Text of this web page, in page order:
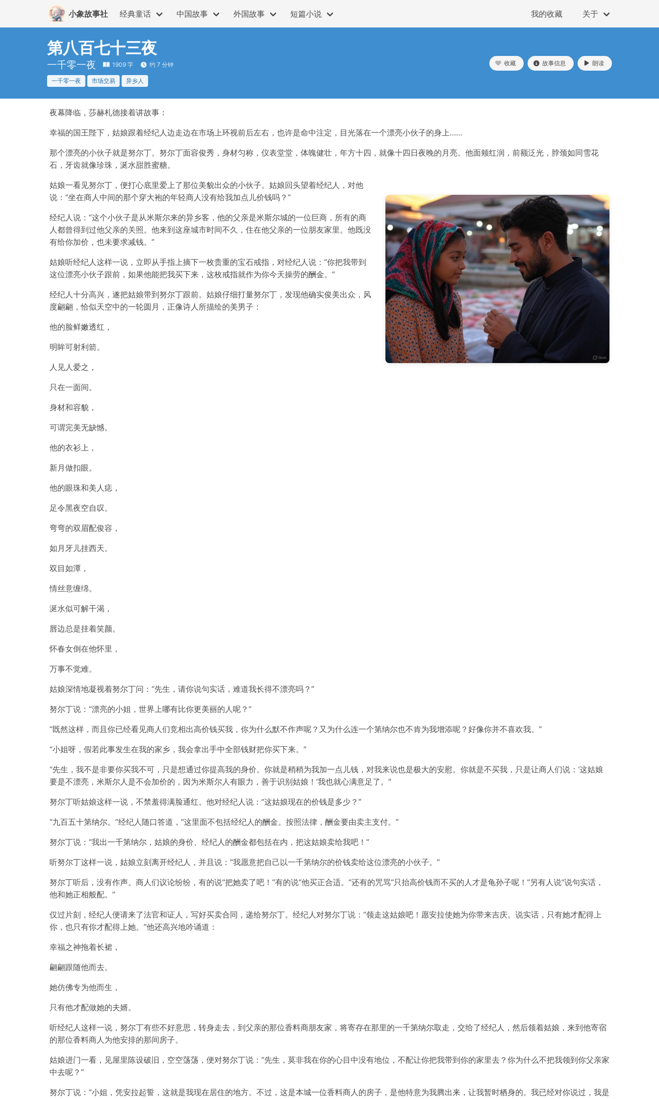
小象故事社 经典童话 中国故事 外国故事 短篇小说 我的收藏 关于
第八百七十三夜
一千零一夜 1909 字 约 7 分钟
一千零一夜 市场交易 异乡人
收藏 故事信息 朗读
夜幕降临，莎赫札德接着讲故事：
幸福的国王陛下，姑娘跟着经纪人边走边在市场上环视前后左右，也许是命中注定，目光落在一个漂亮小伙子的身上……
那个漂亮的小伙子就是努尔丁。努尔丁面容俊秀，身材匀称，仪表堂堂，体魄健壮，年方十四，就像十四日夜晚的月亮。他面颊红润，前额泛光，脖颈如同雪花
石，牙齿就像珍珠，涎水甜胜蜜糖。
姑娘一看见努尔丁，便打心底里爱上了那位美貌出众的小伙子。姑娘回头望着经纪人，对他
说：“坐在商人中间的那个穿大袍的年轻商人没有给我加点儿价钱吗？”
经纪人说：“这个小伙子是从米斯尔来的异乡客，他的父亲是米斯尔城的一位巨商，所有的商
人都曾得到过他父亲的关照。他来到这座城市时间不久，住在他父亲的一位朋友家里。他既没
有给你加价，也未要求减钱。”
姑娘听经纪人这样一说，立即从手指上摘下一枚贵重的宝石戒指，对经纪人说：“你把我带到
这位漂亮小伙子跟前，如果他能把我买下来，这枚戒指就作为你今天操劳的酬金。”
经纪人十分高兴，遂把姑娘带到努尔丁跟前。姑娘仔细打量努尔丁，发现他确实俊美出众，风
度翩翩，恰似天空中的一轮圆月，正像诗人所描绘的美男子：
他的脸鲜嫩透红，
明眸可射利箭。
人见人爱之，
只在一面间。
身材和容貌，
可谓完美无缺憾。
他的衣衫上，
新月做扣眼。
他的眼珠和美人痣，
足令黑夜空自叹。
弯弯的双眉配俊容，
如月牙儿挂西天。
双目如潭，
情丝意缠绵。
涎水似可解干渴，
唇边总是挂着笑颜。
怀春女倒在他怀里，
万事不觉难。
姑娘深情地凝视着努尔丁问：“先生，请你说句实话，难道我长得不漂亮吗？”
努尔丁说：“漂亮的小姐，世界上哪有比你更美丽的人呢？”
“既然这样，而且你已经看见商人们竞相出高价钱买我，你为什么默不作声呢？又为什么连一个第纳尔也不肯为我增添呢？好像你并不喜欢我。”
“小姐呀，假若此事发生在我的家乡，我会拿出手中全部钱财把你买下来。”
“先生，我不是非要你买我不可，只是想通过你提高我的身价。你就是稍稍为我加一点儿钱，对我来说也是极大的安慰。你就是不买我，只是让商人们说：‘这姑娘
要是不漂亮，米斯尔人是不会加价的，因为米斯尔人有眼力，善于识别姑娘！’我也就心满意足了。”
努尔丁听姑娘这样一说，不禁羞得满脸通红。他对经纪人说：“这姑娘现在的价钱是多少？”
“九百五十第纳尔。”经纪人随口答道，“这里面不包括经纪人的酬金。按照法律，酬金要由卖主支付。”
努尔丁说：“我出一千第纳尔，姑娘的身价、经纪人的酬金都包括在内，把这姑娘卖给我吧！”
听努尔丁这样一说，姑娘立刻离开经纪人，并且说：“我愿意把自己以一千第纳尔的价钱卖给这位漂亮的小伙子。”
努尔丁听后，没有作声。商人们议论纷纷，有的说“把她卖了吧！”有的说“他买正合适。”还有的咒骂“只抬高价钱而不买的人才是龟孙子呢！”另有人说“说句实话，
他和她正相般配。”
仅过片刻，经纪人便请来了法官和证人，写好买卖合同，递给努尔丁。经纪人对努尔丁说：“领走这姑娘吧！愿安拉使她为你带来吉庆。说实话，只有她才配得上
你，也只有你才配得上她。”他还高兴地吟诵道：
幸福之神拖着长裙，
翩翩跟随他而去。
她仿佛专为他而生，
只有他才配做她的夫婿。
听经纪人这样一说，努尔丁有些不好意思，转身走去，到父亲的那位香料商朋友家，将寄存在那里的一千第纳尔取走，交给了经纪人，然后领着姑娘，来到他寄宿
的那位香料商人为他安排的那间房子。
姑娘进门一看，见屋里陈设破旧，空空荡荡，便对努尔丁说：“先生，莫非我在你的心目中没有地位，不配让你把我带到你的家里去？你为什么不把我领到你父亲家
中去呢？”
努尔丁说：“小姐，凭安拉起誓，这就是我现在居住的地方。不过，这是本城一位香料商人的房子，是他特意为我腾出来，让我暂时栖身的。我已经对你说过，我是